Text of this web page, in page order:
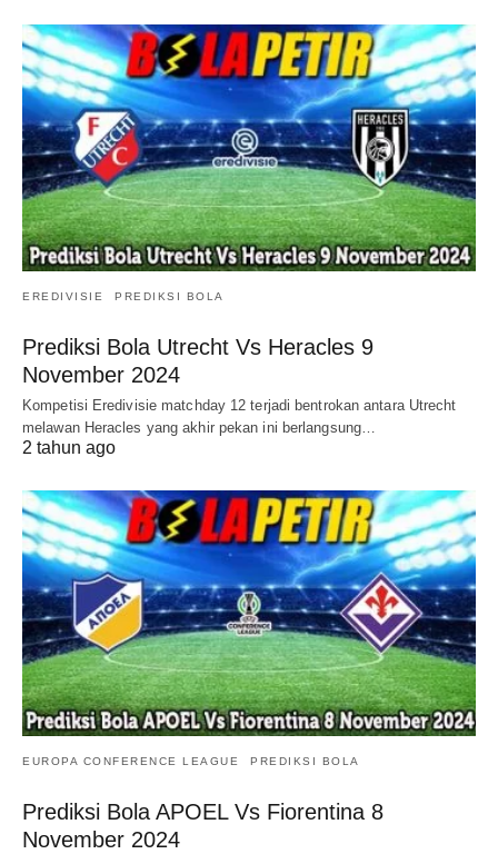
EREDIVISIE PREDIKSI BOLA
Prediksi Bola Utrecht Vs Heracles 9
November 2024
Kompetisi Eredivisie matchday 12 terjadi bentrokan antara Utrecht
melawan Heracles yang akhir pekan ini berlangsung…
2 tahun ago
EUROPA CONFERENCE LEAGUE PREDIKSI BOLA
Prediksi Bola APOEL Vs Fiorentina 8
November 2024